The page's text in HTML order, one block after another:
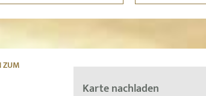
ZUM
Karte nachladen